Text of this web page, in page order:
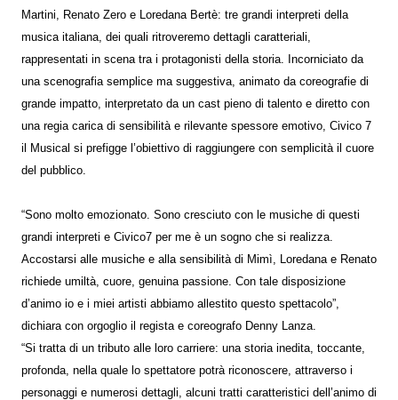
Martini, Renato Zero e Loredana Bertè: tre grandi interpreti della
musica italiana, dei quali ritroveremo dettagli caratteriali,
rappresentati in scena tra i protagonisti della storia. Incorniciato da
una scenografia semplice ma suggestiva, animato da coreografie di
grande impatto, interpretato da un cast pieno di talento e diretto con
una regia carica di sensibilità e rilevante spessore emotivo, Civico 7
il Musical si prefigge l’obiettivo di raggiungere con semplicità il cuore
del pubblico.
“Sono molto emozionato. Sono cresciuto con le musiche di questi
grandi interpreti e Civico7 per me è un sogno che si realizza.
Accostarsi alle musiche e alla sensibilità di Mimì, Loredana e Renato
richiede umiltà, cuore, genuina passione. Con tale disposizione
d’animo io e i miei artisti abbiamo allestito questo spettacolo”,
dichiara con orgoglio il regista e coreografo Denny Lanza.
“Si tratta di un tributo alle loro carriere: una storia inedita, toccante,
profonda, nella quale lo spettatore potrà riconoscere, attraverso i
personaggi e numerosi dettagli, alcuni tratti caratteristici dell’animo di